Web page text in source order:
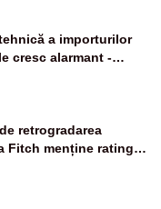
a importurilor
cresc alarmant -
retrogradarea
Fitch menține ratingul
negativă